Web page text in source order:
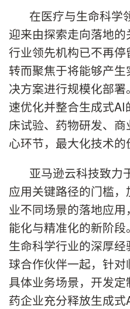
在医疗与生命科学
迎来由探索走向落地的
行业领先机构已不再停
转而聚焦于将能够产
决方案进行规模化部
速优化并整合生成式
床试验、药物研发、
心环节，最大化技术的
亚马逊云科技致力
应用关键路径的门槛
业不同场景的落地应
能化与精准化的新阶
生命科学行业的深厚
球合作伙伴一起，针
具体业务场景，开发
药企业充分释放生成式